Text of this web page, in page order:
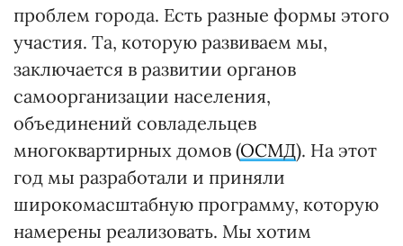
проблем города. Есть разные формы этого
участия. Та, которую развиваем мы,
заключается в развитии органов
самоорганизации населения,
объединений совладельцев
многоквартирных домов (ОСМД). На этот
год мы разработали и приняли
широкомасштабную программу, которую
намерены реализовать. Мы хотим